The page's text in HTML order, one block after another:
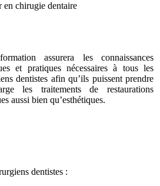
en chirugie dentaire
assurera les connaissances
et pratiques nécessaires à tous les
dentistes afin qu’ils puissent prendre
les traitements de restaurations
aussi bien qu’esthétiques.
dentistes :